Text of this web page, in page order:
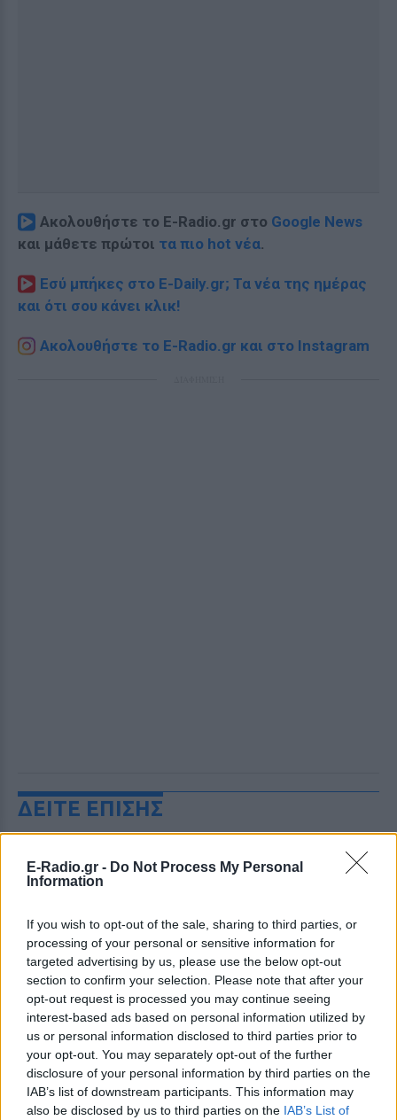
E-Radio.gr - Do Not Process My Personal
Information
If you wish to opt-out of the sale, sharing to third parties, or
processing of your personal or sensitive information for
targeted advertising by us, please use the below opt-out
section to confirm your selection. Please note that after your
opt-out request is processed you may continue seeing
interest-based ads based on personal information utilized by
us or personal information disclosed to third parties prior to
your opt-out. You may separately opt-out of the further
disclosure of your personal information by third parties on the
IAB’s list of downstream participants. This information may
also be disclosed by us to third parties on the IAB’s List of
Ακολουθήστε το E-Radio.gr στο Google News
και μάθετε πρώτοι τα πιο hot νέα.
Εσύ μπήκες στο E-Daily.gr; Τα νέα της ημέρας
και ότι σου κάνει κλικ!
Ακολουθήστε το E-Radio.gr και στο Instagram
ΔΕΙΤΕ ΕΠΙΣΗΣ
ΣΤΗΝ ΙΔΙΑ ΚΑΤΗΓΟΡΙΑ
– Η απίθανη μεταμόρφωσή της
έγινε viral
ΠΡΙΝ 9 ΏΡΕΣ
Ενώ φρόντιζε όλους τους άλλους...
κανείς δεν φρόντισε για εκείνη
Χρήστος Δάντης: «Συνάδελφοι
προσπαθούν να ξεχάσουν ότι
έγραψα το """"My Number
One""""»
ΧΤΕΣ